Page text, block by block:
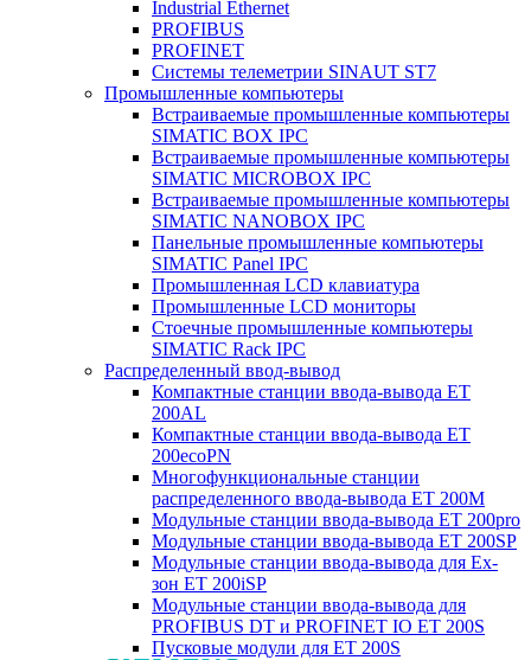
Industrial Ethernet
PROFIBUS
PROFINET
Системы телеметрии SINAUT ST7
Промышленные компьютеры
Встраиваемые промышленные компьютеры
SIMATIC BOX IPC
Встраиваемые промышленные компьютеры
SIMATIC MICROBOX IPC
Встраиваемые промышленные компьютеры
SIMATIC NANOBOX IPC
Панельные промышленные компьютеры
SIMATIC Panel IPC
Промышленная LCD клавиатура
Промышленные LCD мониторы
Стоечные промышленные компьютеры
SIMATIC Rack IPC
Распределенный ввод-вывод
Компактные станции ввода-вывода ET
200AL
Компактные станции ввода-вывода ET
200ecoPN
Многофункциональные станции
распределенного ввода-вывода ET 200M
Модульные станции ввода-вывода ET 200pro
Модульные станции ввода-вывода ET 200SP
Модульные станции ввода-вывода для Ex-
зон ET 200iSP
Модульные станции ввода-вывода для
PROFIBUS DT и PROFINET IO ET 200S
Пусковые модули для ET 200S